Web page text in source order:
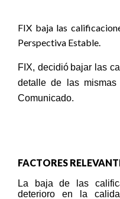
FIX baja las
Perspectiva Estable.
FIX, decidió bajar las
detalle de las
Comunicado.
FACTORES
La baja de las
deterioro en la